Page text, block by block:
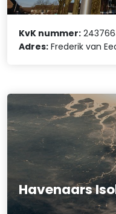
KvK nummer:
Adres: Frederik van
Havenaars